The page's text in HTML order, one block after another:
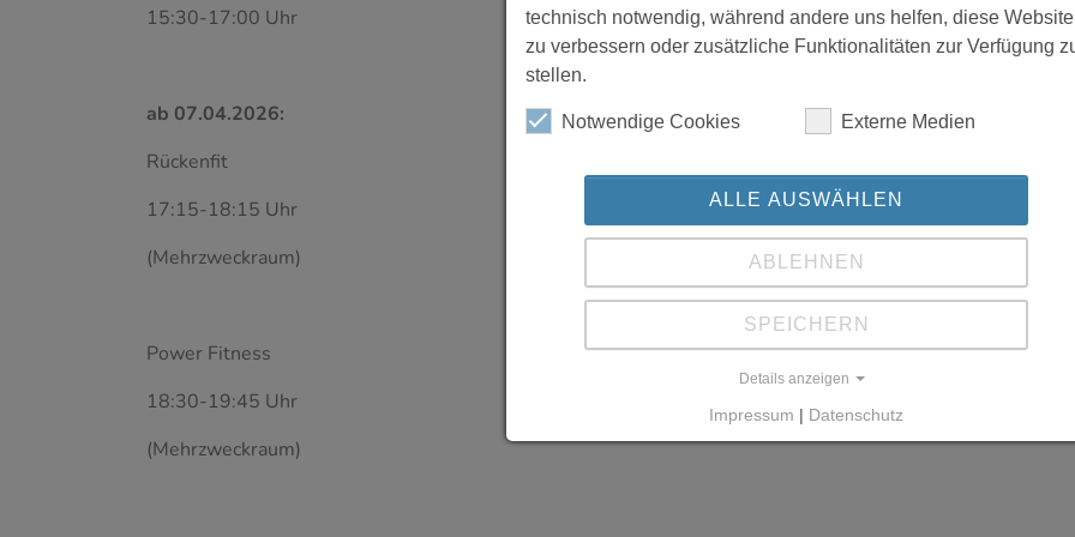
15:30-17:00 Uhr
ab 07.04.2026:
Rückenfit
17:15-18:15 Uhr
(Mehrzweckraum)
Power Fitness
18:30-19:45 Uhr
(Mehrzweckraum)
technisch notwendig, während andere uns helfen, diese Website
zu verbessern oder zusätzliche Funktionalitäten zur Verfügung
stellen.
Notwendige Cookies Externe Medien
ALLE AUSWÄHLEN
ABLEHNEN
SPEICHERN
Details anzeigen
Impressum | Datenschutz